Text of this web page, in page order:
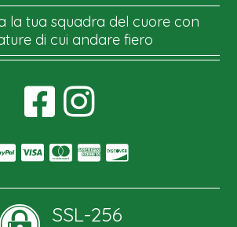
la tua squadra del cuore con
di cui andare fiero
SSL-256